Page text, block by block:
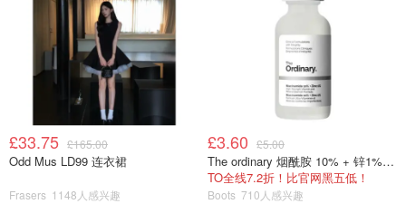
zouett
阿尔伯塔省公园露营攻略！预约方
法、价格查询、高人气公园推荐...这篇
文章就够啦！
5163
£33.75 £165.00
Odd Mus LD99 连衣裙
Frasers 1148人感兴趣
£3.60 £5.00
The ordinary 烟酰胺 10% + 锌1% 精华 30ml
TO全线7.2折！比官网黑五低！
Boots 710人感兴趣